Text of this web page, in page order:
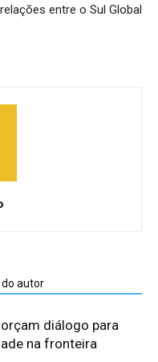
relações entre o Sul Global
do autor
diálogo para
na fronteira